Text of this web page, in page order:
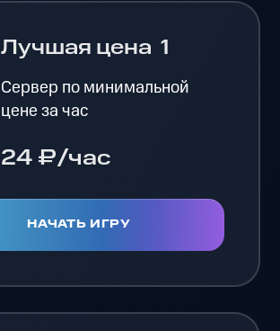
Лучшая цена 1
Сервер по минимальной
цене за час
24 ₽/час
НАЧАТЬ ИГРУ